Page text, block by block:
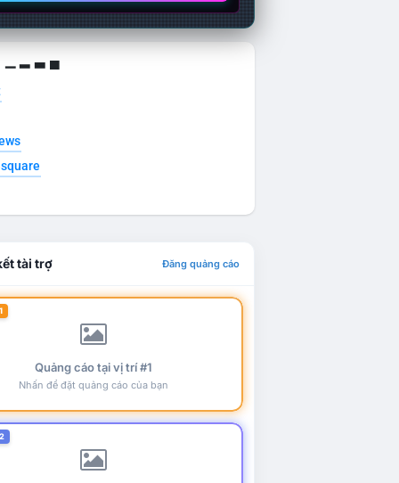
▁ ▂ ▃ ▄
tài trợ Đăng quảng cáo
Quảng cáo tại vị trí #1
Nhấn để đặt quảng cáo của bạn